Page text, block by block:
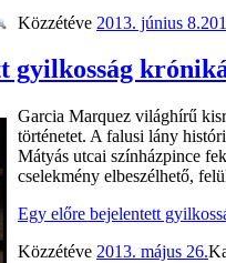
Közzétéve 2013. június 8.
gyilkosság
Garcia Marquez világhírű
történetet. A falusi lány
Mátyás utcai színházpince
cselekmény elbeszélhető,
Egy előre bejelentett
Közzétéve 2013. május 26.